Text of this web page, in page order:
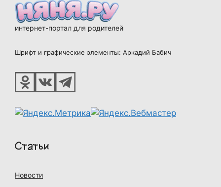
интернет-портал для родителей
Шрифт и графические элементы: Аркадий Бабич
Статьи
Новости